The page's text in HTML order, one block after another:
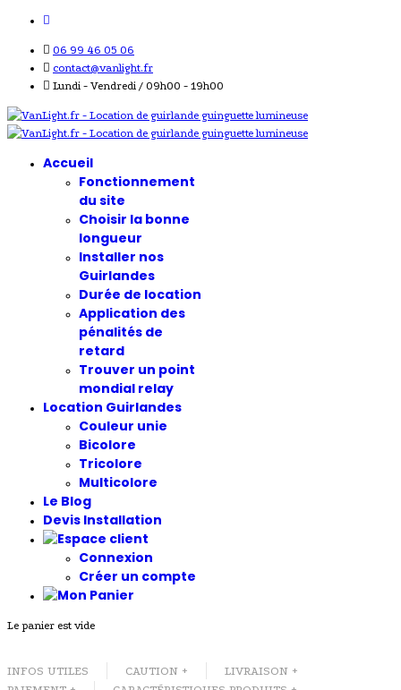
06 99 46 05 06
contact@vanlight.fr
Lundi - Vendredi / 09h00 - 19h00
Accueil
Fonctionnement
du site
Choisir la bonne
longueur
Installer nos
Guirlandes
Durée de location
Application des
pénalités de
retard
Trouver un point
mondial relay
Location Guirlandes
Couleur unie
Bicolore
Tricolore
Multicolore
Le Blog
Devis Installation
Connexion
Créer un compte
Le panier est vide
INFOS UTILES CAUTION +
LIVRAISON +